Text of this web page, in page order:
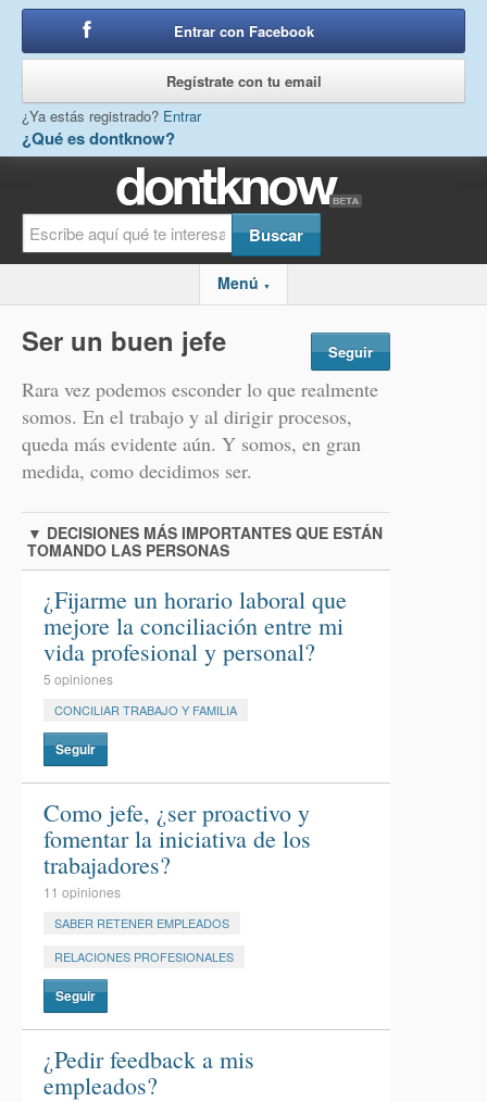
¿Qué es dontknow?
Entrar con Facebook
Regístrate con tu email
¿Ya estás registrado? Entrar
Menú ▼
Ser un buen jefe Seguir
Rara vez podemos esconder lo que realmente
somos. En el trabajo y al dirigir procesos,
queda más evidente aún. Y somos, en gran
medida, como decidimos ser.
▼ DECISIONES MÁS IMPORTANTES QUE ESTÁN
TOMANDO LAS PERSONAS
¿Fijarme un horario laboral que
mejore la conciliación entre mi
vida profesional y personal?
5 opiniones
CONCILIAR TRABAJO Y FAMILIA
Seguir
Como jefe, ¿ser proactivo y
fomentar la iniciativa de los
trabajadores?
11 opiniones
SABER RETENER EMPLEADOS
RELACIONES PROFESIONALES
Seguir
¿Pedir feedback a mis
empleados?